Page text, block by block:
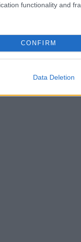
functionality and
CONFIRM
Data Deletion
a